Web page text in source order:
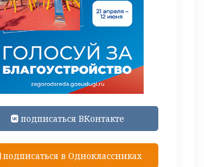
подписаться ВКонтакте
подписаться в Одноклассниках